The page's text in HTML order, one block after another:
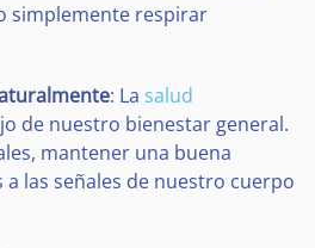
simplemente respirar
: La salud
de nuestro bienestar general.
mantener una buena
las señales de nuestro cuerpo